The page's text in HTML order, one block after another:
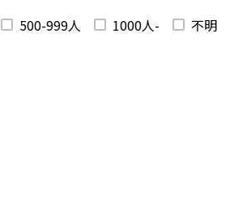
500-999人 1000人- 不明